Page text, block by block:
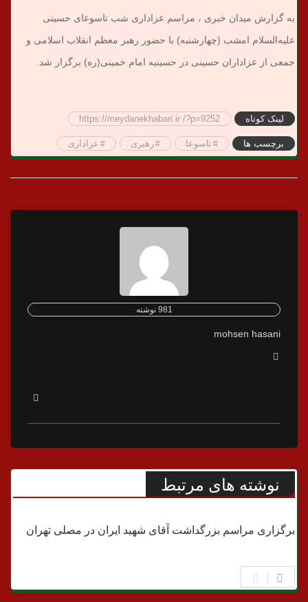
به گزارش میدان خبری ، مراسم عزاداری شب تاسوعای حسینی
علیه‌السلام امشب (چهارشنبه) با حضور رهبر معظم انقلاب اسلامی و
جمعی از عزاداران حسینی در حسینیه امام خمینی(ره) برگزار شد.
لینک کوتاه https://meydanekhabari.ir /?p=9252
برچسب ها تاسوعا رهبری عزاداری
981 نوشته
mohsen hasani
نوشته های مرتبط
امام و رهبری
برگزاری مراسم بزرگداشت آقای شهید ایران در مصلی تهران